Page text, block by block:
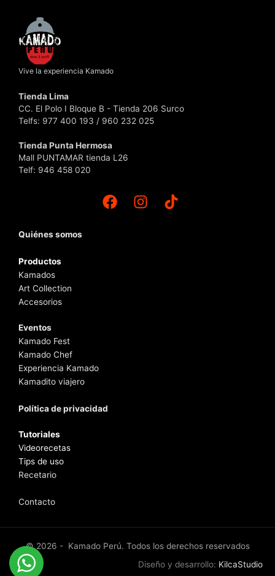
Vive la experiencia Kamado
Tienda Lima
CC. El Polo I Bloque B - Tienda 206 Surco
Telfs: 977 400 193 / 960 232 025
Tienda Punta Hermosa
Mall PUNTAMAR tienda L26
Telf: 946 458 020
Quiénes somos
Productos
Kamados
Art Collection
Accesorios
Eventos
Kamado Fest
Kamado Chef
Experiencia Kamado
Kamadito viajero
Política de privacidad
Tutoriales
Videorecetas
Tips de uso
Recetario
Contacto
© 2026 - Kamado Perú. Todos los derechos reservados
Diseño y desarrollo: KilcaStudio